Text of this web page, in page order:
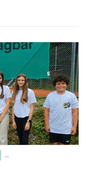
die perfekte
sowie
Egal ob kleiner
vom Beach Tennis-
praktische
deinen
VEREINSORGANISATION